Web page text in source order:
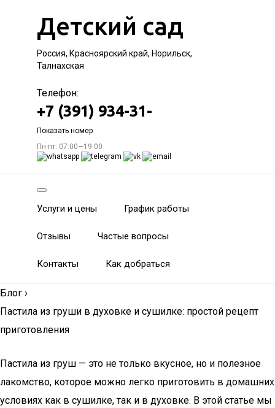
Детский сад
Россия, Красноярский край, Норильск,
Талнахская
Телефон:
+7 (391) 934-31-
Показать номер
Пн-пт: 07:00—19:00
Услуги и цены График работы
Отзывы Частые вопросы
Контакты Как добраться
Блог ›
Пастила из груши в духовке и сушилке: простой рецепт
приготовления
Пастила из груш — это не только вкусное, но и полезное
лакомство, которое можно легко приготовить в домашних
условиях как в сушилке, так и в духовке. В этой статье мы